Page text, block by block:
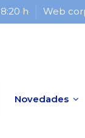
h Web
Novedades